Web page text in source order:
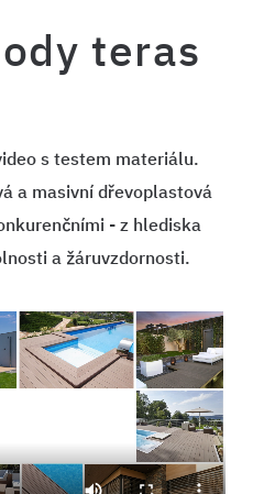
teras
s testem materiálu.
a masivní dřevoplastová
- z hlediska
a žáruvzdornosti.